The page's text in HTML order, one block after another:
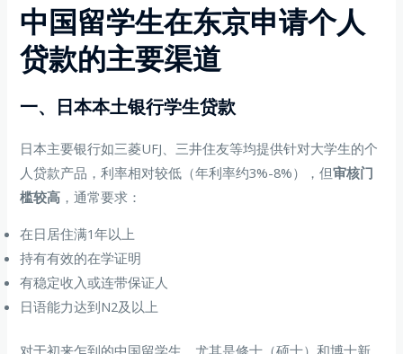
中国留学生在东京申请个人
贷款的主要渠道
一、日本本土银行学生贷款
日本主要银行如三菱UFJ、三井住友等均提供针对大学生的个
人贷款产品，利率相对较低（年利率约3%-8%），但审核门
槛较高 ，通常要求：
在日居住满1年以上
持有有效的在学证明
有稳定收入或连带保证人
日语能力达到N2及以上